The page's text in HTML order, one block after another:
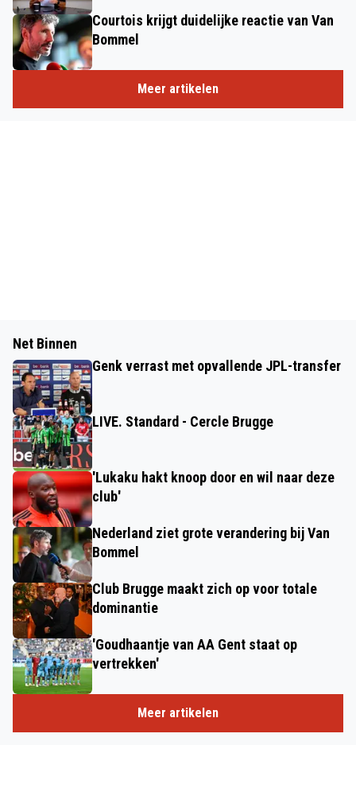
Courtois krijgt duidelijke reactie van Van
Bommel
Meer artikelen
Net Binnen
Genk verrast met opvallende JPL-transfer
LIVE. Standard - Cercle Brugge
'Lukaku hakt knoop door en wil naar deze
club'
Nederland ziet grote verandering bij Van
Bommel
Club Brugge maakt zich op voor totale
dominantie
'Goudhaantje van AA Gent staat op
vertrekken'
Meer artikelen